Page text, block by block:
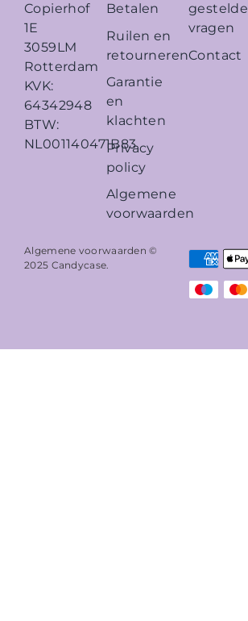
Copierhof
1E
3059LM
Rotterdam
KVK:
64342948
BTW:
NL001140471B83
Betalen
Ruilen en
retourneren
Garantie
en
klachten
Privacy
policy
Algemene
voorwaarden
gestelde
vragen
Contact
Algemene voorwaarden ©
2025 Candycase.